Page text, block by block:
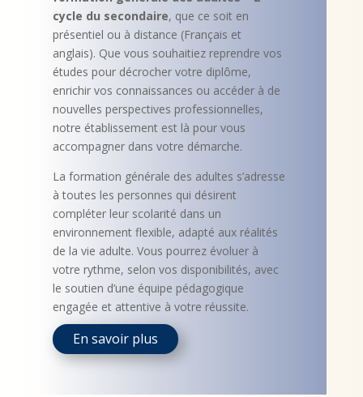
cycle du secondaire, que ce soit en
présentiel ou à distance (Français et
anglais). Que vous souhaitiez reprendre vos
études pour décrocher votre diplôme,
enrichir vos connaissances ou accéder à de
nouvelles perspectives professionnelles,
notre établissement est là pour vous
accompagner dans votre démarche.
La formation générale des adultes s’adresse
à toutes les personnes qui désirent
compléter leur scolarité dans un
environnement flexible, adapté aux réalités
de la vie adulte. Vous pourrez évoluer à
votre rythme, selon vos disponibilités, avec
le soutien d’une équipe pédagogique
engagée et attentive à votre réussite.
En savoir plus